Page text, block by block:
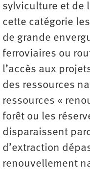
sylviculture et de
cette catégorie
de grande
ferroviaires ou
l’accès aux
des ressources
ressources «
forêt ou les
disparaissent
d’extraction
renouvellement